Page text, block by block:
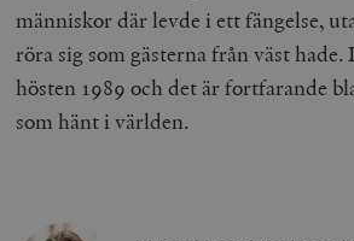
människor där levde i ett fängelse,
röra sig som gästerna från väst hade.
hösten 1989 och det är fortfarande
som hänt i världen.